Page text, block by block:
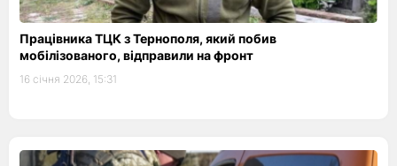
Працівника ТЦК з Тернополя, який побив
мобілізованого, відправили на фронт
16 січня 2026, 15:31